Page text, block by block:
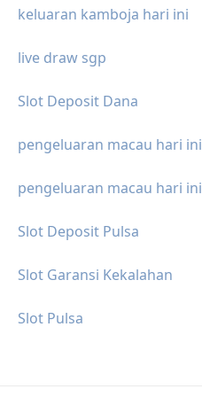
keluaran kamboja hari ini
live draw sgp
Slot Deposit Dana
pengeluaran macau hari ini
pengeluaran macau hari ini
Slot Deposit Pulsa
Slot Garansi Kekalahan
Slot Pulsa